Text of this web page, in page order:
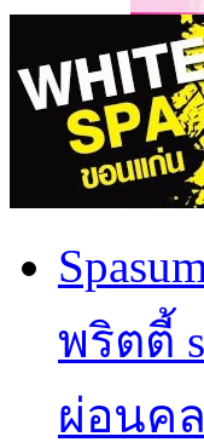
พริตตี้
ผ่อนค